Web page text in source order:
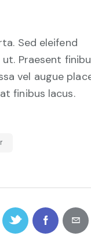
Sed eleifend
Praesent
vel augue
finibus lacus.